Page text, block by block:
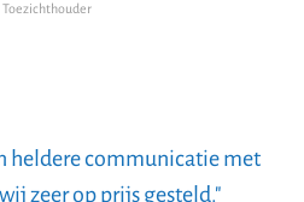
Toezichthouder
heldere communicatie met
zeer op prijs gesteld."